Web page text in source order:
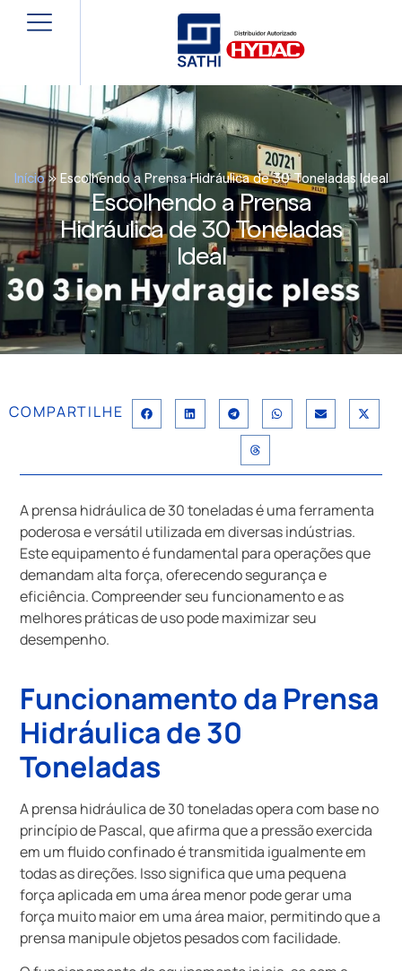
Início» Escolhendo a Prensa Hidráulica de 30 Toneladas Ideal
Escolhendo a Prensa
Hidráulica de 30 Toneladas
Ideal
COMPARTILHE
A prensa hidráulica de 30 toneladas é uma ferramenta
poderosa e versátil utilizada em diversas indústrias.
Este equipamento é fundamental para operações que
demandam alta força, oferecendo segurança e
eficiência. Compreender seu funcionamento e as
melhores práticas de uso pode maximizar seu
desempenho.
Funcionamento da Prensa
Hidráulica de 30
Toneladas
A prensa hidráulica de 30 toneladas opera com base no
princípio de Pascal, que afirma que a pressão exercida
em um fluido confinado é transmitida igualmente em
todas as direções. Isso significa que uma pequena
força aplicada em uma área menor pode gerar uma
força muito maior em uma área maior, permitindo que a
prensa manipule objetos pesados com facilidade.